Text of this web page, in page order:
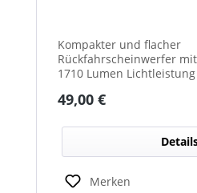
Kompakter und flacher
Rückfahrscheinwerfer
1710 Lumen Lichtleistung
Regulärer Preis:
49,00 €
Merken